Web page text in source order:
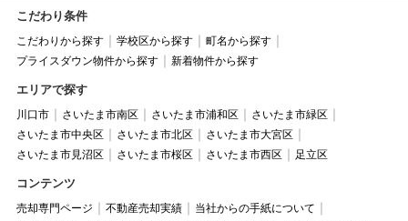
こだわり条件
こだわりから探す 学校区から探す
町名から探す
プライスダウン物件から探す
新着物件から探す
エリアで探す
川口市 さいたま市南区 さいたま市浦和区
さいたま市緑区
さいたま市中央区
さいたま市北区
さいたま市大宮区
さいたま市見沼区
さいたま市桜区 さいたま市西区 足立区
コンテンツ
売却専門ページ 不動産売却実績
当社からの手紙について